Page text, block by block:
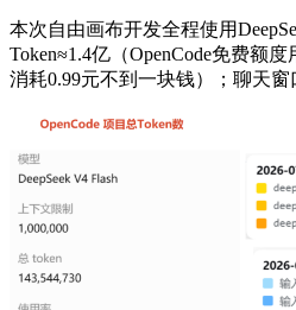
本次自由画布开发全程使用
Token≈1.4亿（OpenCode免费额
消耗0.99元不到一块钱）；聊天窗